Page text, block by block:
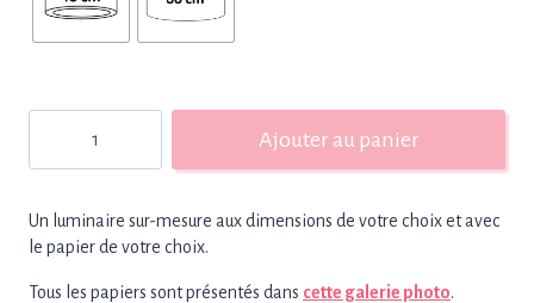
Abat-
sur-
mesure
Ajouter au panier
Un luminaire sur-mesure aux dimensions de votre choix et avec
le papier de votre choix.
Tous les papiers sont présentés dans cette galerie photo.